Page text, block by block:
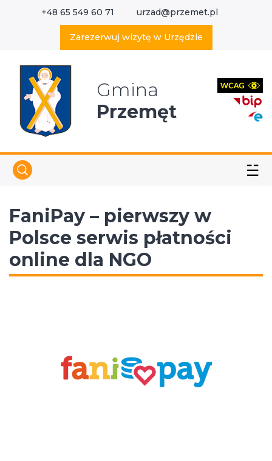
+48 65 549 60 71 urzad@przemet.pl
Zarezerwuj wizytę w Urzędzie
Gmina
Przemęt
☱
FaniPay – pierwszy w
Polsce serwis płatności
online dla NGO
Wyszukaj w serwisie